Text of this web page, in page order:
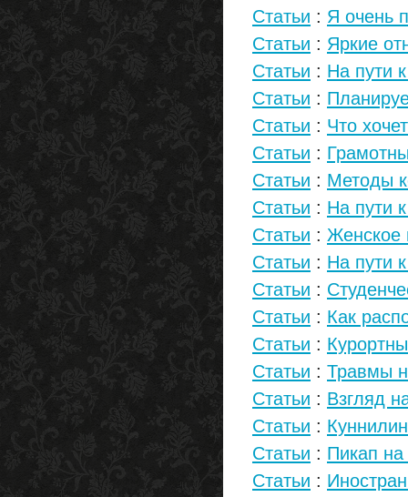
Статьи : Я очень
Статьи : Яркие
Статьи : На пути
Статьи :
Статьи : Что
Статьи :
Статьи : Методы
Статьи : На пути
Статьи : Женское
Статьи : На пути
Статьи :
Статьи : Как
Статьи :
Статьи : Травмы
Статьи : Взгляд
Статьи :
Статьи : Пикап на
Статьи :